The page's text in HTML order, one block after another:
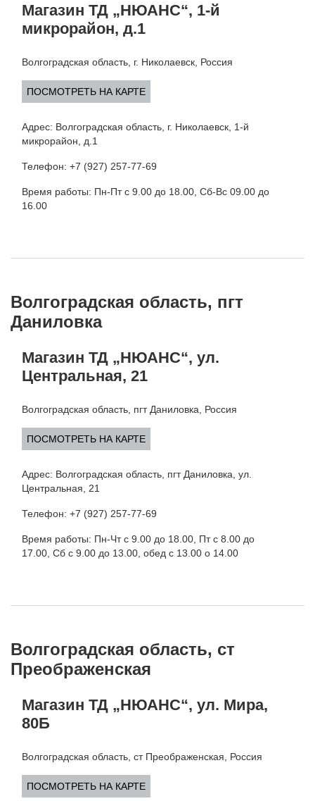
Магазин ТД „НЮАНС“, 1-й
микрорайон, д.1
Волгоградская область, г. Николаевск, Россия
ПОСМОТРЕТЬ НА КАРТЕ
Адрес: Волгоградская область, г. Николаевск, 1-й
микрорайон, д.1
Телефон: +7 (927) 257-77-69
Время работы: Пн-Пт с 9.00 до 18.00, Сб-Вс 09.00 до
16.00
Волгоградская область, пгт
Даниловка
Магазин ТД „НЮАНС“, ул.
Центральная, 21
Волгоградская область, пгт Даниловка, Россия
ПОСМОТРЕТЬ НА КАРТЕ
Адрес: Волгоградская область, пгт Даниловка, ул.
Центральная, 21
Телефон: +7 (927) 257-77-69
Время работы: Пн-Чт с 9.00 до 18.00, Пт с 8.00 до
17.00, Сб с 9.00 до 13.00, обед с 13.00 о 14.00
Волгоградская область, ст
Преображенская
Магазин ТД „НЮАНС“, ул. Мира,
80Б
Волгоградская область, ст Преображенская, Россия
ПОСМОТРЕТЬ НА КАРТЕ